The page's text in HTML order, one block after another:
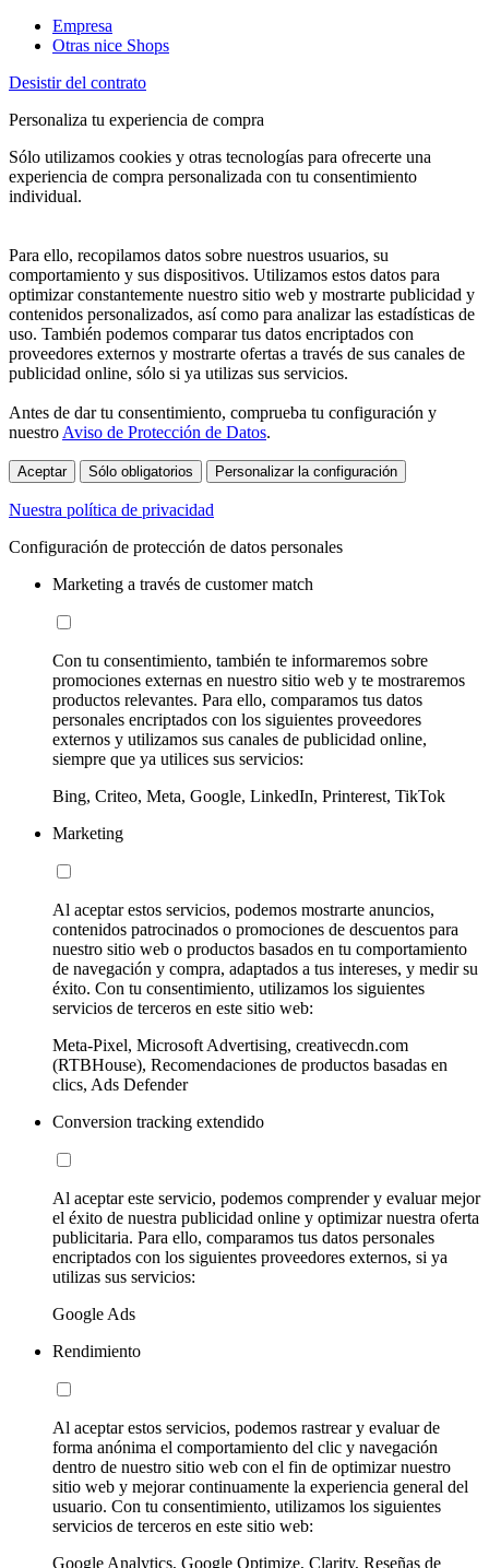
Empresa
Otras nice Shops
Desistir del contrato
Personaliza tu experiencia de compra
Sólo utilizamos cookies y otras tecnologías para ofrecerte una
experiencia de compra personalizada con tu consentimiento
individual.
Para ello, recopilamos datos sobre nuestros usuarios, su
comportamiento y sus dispositivos. Utilizamos estos datos para
optimizar constantemente nuestro sitio web y mostrarte publicidad y
contenidos personalizados, así como para analizar las estadísticas de
uso. También podemos comparar tus datos encriptados con
proveedores externos y mostrarte ofertas a través de sus canales de
publicidad online, sólo si ya utilizas sus servicios.
Antes de dar tu consentimiento, comprueba tu configuración y
nuestroAviso de Protección de Datos.
Aceptar Sólo obligatorios Personalizar la configuración
Nuestra política de privacidad
Configuración de protección de datos personales
Marketing a través de customer match
Con tu consentimiento, también te informaremos sobre
promociones externas en nuestro sitio web y te mostraremos
productos relevantes. Para ello, comparamos tus datos
personales encriptados con los siguientes proveedores
externos y utilizamos sus canales de publicidad online,
siempre que ya utilices sus servicios:
Bing, Criteo, Meta, Google, LinkedIn, Printerest, TikTok
Marketing
Al aceptar estos servicios, podemos mostrarte anuncios,
contenidos patrocinados o promociones de descuentos para
nuestro sitio web o productos basados en tu comportamiento
de navegación y compra, adaptados a tus intereses, y medir su
éxito. Con tu consentimiento, utilizamos los siguientes
servicios de terceros en este sitio web:
Meta-Pixel, Microsoft Advertising, creativecdn.com
(RTBHouse), Recomendaciones de productos basadas en
clics, Ads Defender
Conversion tracking extendido
Al aceptar este servicio, podemos comprender y evaluar mejor
el éxito de nuestra publicidad online y optimizar nuestra oferta
publicitaria. Para ello, comparamos tus datos personales
encriptados con los siguientes proveedores externos, si ya
utilizas sus servicios:
Google Ads
Rendimiento
Al aceptar estos servicios, podemos rastrear y evaluar de
forma anónima el comportamiento del clic y navegación
dentro de nuestro sitio web con el fin de optimizar nuestro
sitio web y mejorar continuamente la experiencia general del
usuario. Con tu consentimiento, utilizamos los siguientes
servicios de terceros en este sitio web:
Google Analytics, Google Optimize, Clarity, Reseñas de